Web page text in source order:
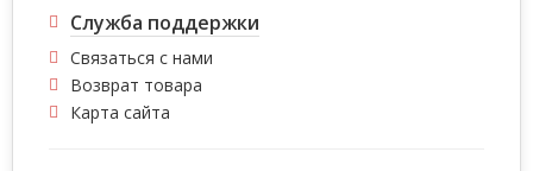
Служба поддержки
Связаться с нами
Возврат товара
Карта сайта